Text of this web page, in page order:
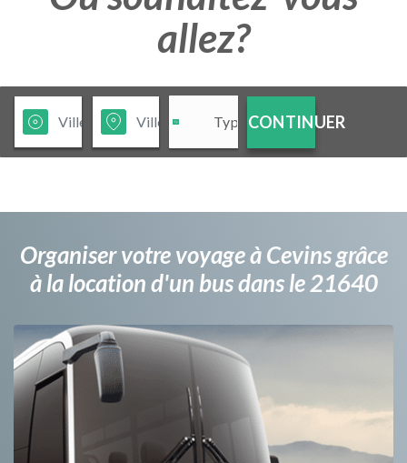
allez?
CONTINUER
Organiser votre voyage à Cevins grâce
à la location d'un bus dans le 21640